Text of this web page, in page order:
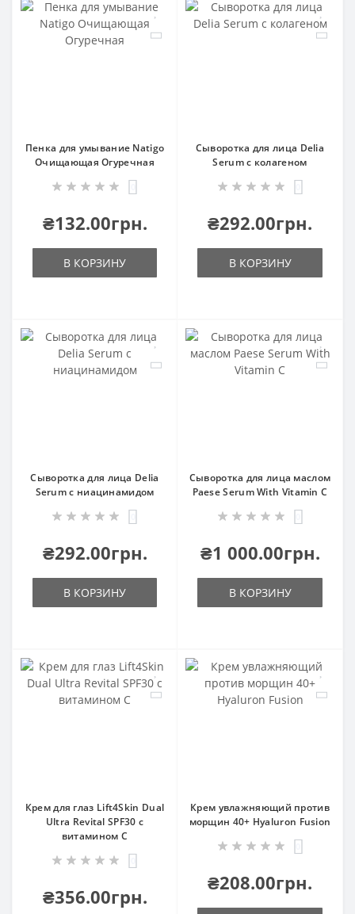
Пенка для умывание Natigo
Очищающая Огуречная
₴132.00грн.
В КОРЗИНУ
Сыворотка для лица Delia
Serum с колагеном
₴292.00грн.
В КОРЗИНУ
Сыворотка для лица Delia
Serum с ниацинамидом
₴292.00грн.
В КОРЗИНУ
Сыворотка для лица маслом
Paese Serum With Vitamin C
₴1 000.00грн.
В КОРЗИНУ
Крем для глаз Lift4Skin Dual
Ultra Revital SPF30 с
витамином С
₴356.00грн.
Крем увлажняющий против
морщин 40+ Hyaluron Fusion
₴208.00грн.